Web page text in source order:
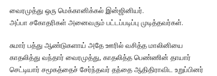
வைரமுத்து ஒரு மெக்கானிக்கல் இன்ஜினியர்.
அப்பா சகோதரிகள் அனைவரும் பட்டப்படிப்பு முடித்தவர்கள்.
சுமார் பத்து ஆண்டுகளாய் அதே ஊரில் வசித்த மாலினியை
காதலித்து வந்தார் வைரமுத்து, காதலித்த பெண்ணின் தாயார்
செட்டியார் சமூகத்தைச் சேர்ந்தவர் தந்தை ஆதிதிராவிட உறுப்பினர்